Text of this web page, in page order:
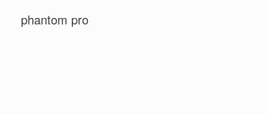
phantom pro